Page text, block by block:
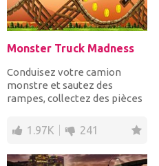
Monster Truck Madness
Conduisez votre camion
monstre et sautez des
rampes, collectez des pièces
1.97K 241